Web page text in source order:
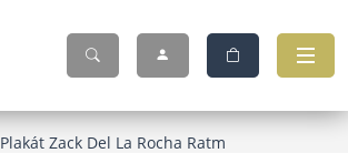
Plakát Zack Del La Rocha Ratm